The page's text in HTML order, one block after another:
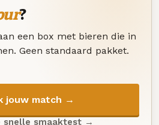
?
een box met bieren die in
Geen standaard pakket.
jouw match →
snelle smaaktest →